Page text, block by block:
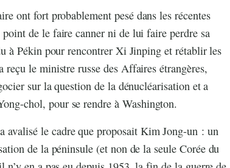
ont fort probablement pesé dans les récentes
de le faire canner ni de lui faire perdre sa
à Pékin pour rencontrer Xi Jinping et rétablir les
le ministre russe des Affaires étrangères,
sur la question de la dénucléarisation et a
chol, pour se rendre à Washington.
avalisé le cadre que proposait Kim Jong-un : un
de la péninsule (et non de la seule Corée du